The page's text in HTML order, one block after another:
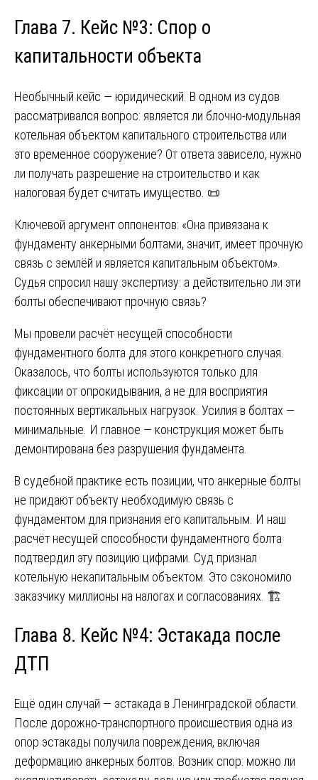
Глава 7. Кейс №3: Спор о
капитальности объекта
Необычный кейс — юридический. В одном из судов
рассматривался вопрос: является ли блочно-модульная
котельная объектом капитального строительства или
это временное сооружение? От ответа зависело, нужно
ли получать разрешение на строительство и как
налоговая будет считать имущество. 📜
Ключевой аргумент оппонентов: «Она привязана к
фундаменту анкерными болтами, значит, имеет прочную
связь с землёй и является капитальным объектом».
Судья спросил нашу экспертизу: а действительно ли эти
болты обеспечивают прочную связь?
Мы провели расчёт несущей способности
фундаментного болта для этого конкретного случая.
Оказалось, что болты используются только для
фиксации от опрокидывания, а не для восприятия
постоянных вертикальных нагрузок. Усилия в болтах —
минимальные. И главное — конструкция может быть
демонтирована без разрушения фундамента.
В судебной практике есть позиции, что анкерные болты
не придают объекту необходимую связь с
фундаментом для признания его капитальным. И наш
расчёт несущей способности фундаментного болта
подтвердил эту позицию цифрами. Суд признал
котельную некапитальным объектом. Это сэкономило
заказчику миллионы на налогах и согласованиях. 🏗️
Глава 8. Кейс №4: Эстакада после
ДТП
Ещё один случай — эстакада в Ленинградской области.
После дорожно-транспортного происшествия одна из
опор эстакады получила повреждения, включая
деформацию анкерных болтов. Возник спор: можно ли